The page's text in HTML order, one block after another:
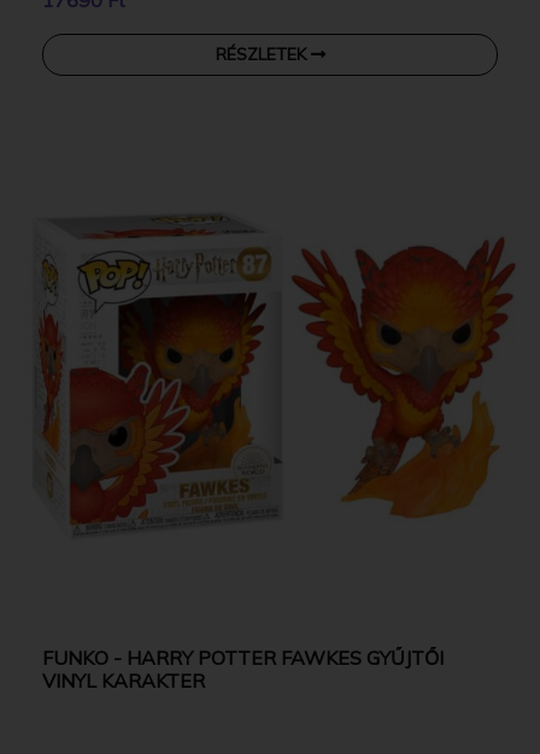
RÉSZLETEK
FUNKO - HARRY POTTER FAWKES GYŰJTŐI
VINYL KARAKTER